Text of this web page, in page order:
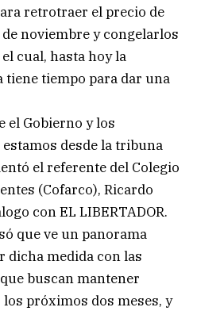
retrotraer el precio de
noviembre y congelarlos
cual, hasta hoy la
tiempo para dar una
el Gobierno y los
desde la tribuna
el referente del Colegio
(Cofarco), Ricardo
con EL LIBERTADOR.
que ve un panorama
dicha medida con las
buscan mantener
próximos dos meses, y